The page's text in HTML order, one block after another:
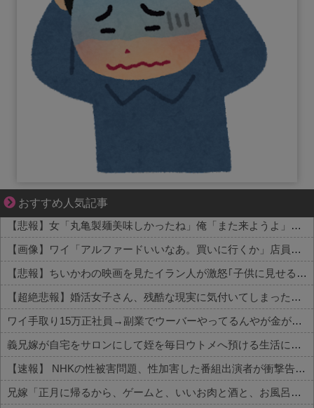
おすすめ人気記事
大変だけど幸せ。等身大の子育て物語。
【悲報】女「丸亀製麺美味しかったね」俺「また来ようよ」店員「お会計2380円になりまーす」→その後『こう』なったんだが俺悪くないよな？？？？？？？？
【画像】ワイ「アルファードいいなあ。買いに行くか」店員「ほいっ見積もりな！」ワイ「金額おかしくね？」←お前らもそう思うよな？？？？？
【悲報】ちいかわの映画を見たイラン人が激怒｢子供に見せる内容じゃない｡悪影響は計り知れない｣←これw w w w w w w w w
【超絶悲報】婚活女子さん、残酷な現実に気付いてしまった結果…
ワイ手取り15万正社員→副業でウーバーやってるんやが金がない
義兄嫁が自宅をサロンにして姪を毎日ウトメへ預ける生活に。数年後、そのツケが一気に回ってきて…
【速報】 NHKの性被害問題、性加害した番組出演者が衝撃告白！
兄嫁「正月に帰るから、ゲームと、いいお肉と酒と、お風呂グッズの準備しとけよ」寝起きの私「知るかボケ」兄嫁「キィィィィー！！！！」私「あ…」